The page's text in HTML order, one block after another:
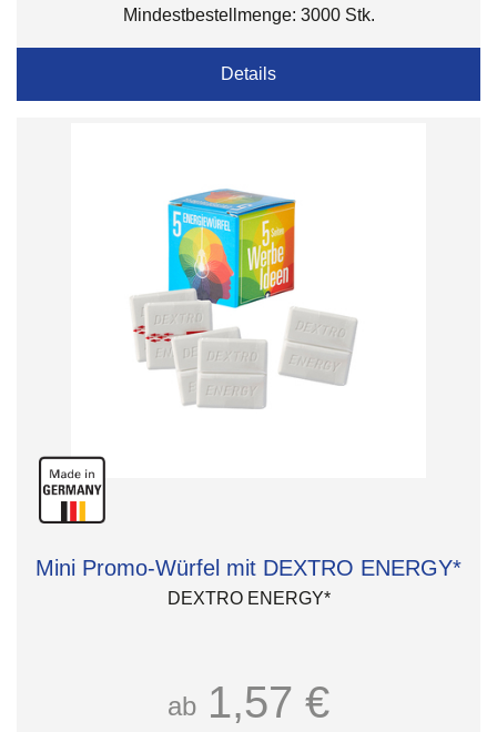
Mindestbestellmenge: 3000 Stk.
Details
Mini Promo-Würfel mit DEXTRO ENERGY*
DEXTRO ENERGY*
ab 1,57 €